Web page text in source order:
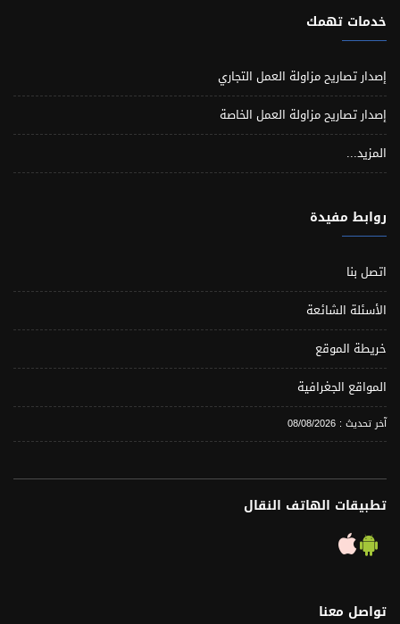
خدمات تهمك
إصدار تصاريح مزاولة العمل التجاري
إصدار تصاريح مزاولة العمل الخاصة
المزيد...
روابط مفيدة
اتصل بنا
الأسئلة الشائعة
خريطة الموقع
المواقع الجغرافية
آخر تحديث : 08/08/2026
تطبيقات الهاتف النقال
تواصل معنا